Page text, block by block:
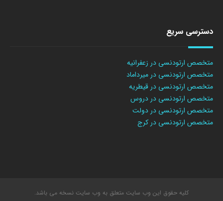
دسترسی سریع
متخصص ارتودنسی در زعفرانیه
متخصص ارتودنسی در میرداماد
متخصص ارتودنسی در قیطریه
متخصص ارتودنسی در دروس
متخصص ارتودنسی در دولت
متخصص ارتودنسی در کرج
کلیه حقوق این وب سایت متعلق به وب سایت نسخه می باشد.